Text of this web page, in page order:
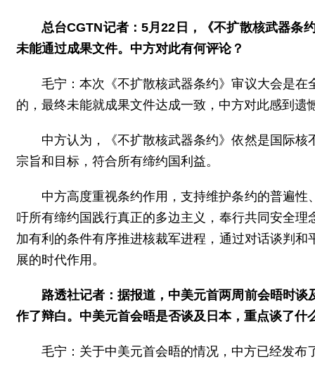
总台CGTN记者：5月22日，《不扩散核武器条
未能通过成果文件。中方对此有何评论？
毛宁：本次《不扩散核武器条约》审议大会是
的，最终未能就成果文件达成一致，中方对此感到遗
中方认为，《不扩散核武器条约》依然是国际
宗旨和目标，符合所有缔约国利益。
中方高度重视条约作用，支持维护条约的普遍
吁所有缔约国践行真正的多边主义，奉行共同安全
加有利的条件有序推进核裁军进程，通过对话谈判
展的时代作用。
路透社记者：据报道，中美元首两周前会晤时
作了辩白。中美元首会晤是否谈及日本，重点谈了什
毛宁：关于中美元首会晤的情况，中方已经发